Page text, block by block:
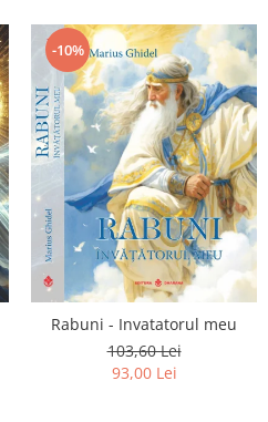
-10%
Rabuni - Invatatorul meu
103,60 Lei
93,00 Lei